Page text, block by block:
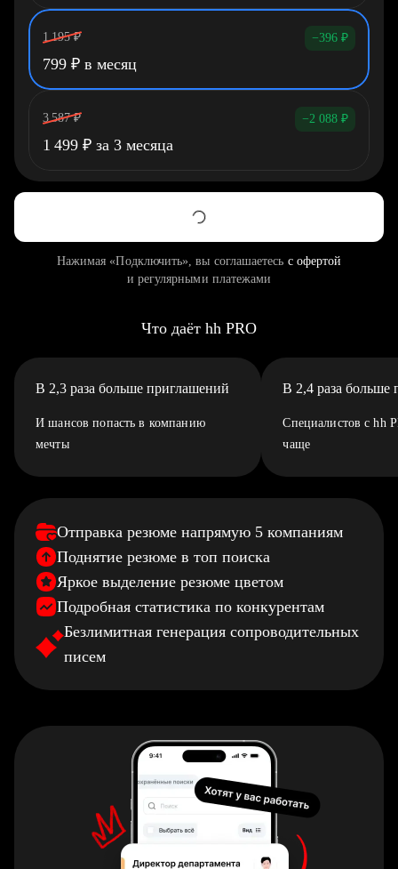
1 195 ₽ −396 ₽
799 ₽ в месяц
3 587 ₽ −2 088 ₽
1 499 ₽ за 3 месяца
Нажимая «Подключить», вы соглашаетесь с офертой
и регулярными платежами
Что даёт hh PRO
В 2,3 раза больше приглашений
И шансов попасть в компанию
мечты
В 2,4 раза больше
Специалистов с hh
чаще
Отправка резюме напрямую 5 компаниям
Поднятие резюме в топ поиска
Яркое выделение резюме цветом
Подробная статистика по конкурентам
Безлимитная генерация сопроводительных
писем